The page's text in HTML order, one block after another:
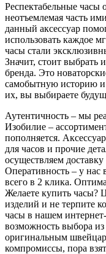
Респектабельные часы
неотъемлемая часть
данный аксессуар
использовать каждое
часы стали
Значит, стоит выбрать
бренда. Это
самобытную историю
их, вы выбираете
Аутентичность – мы
Изобилие –
пополняется.
для часов и прочие
осуществляем
Оперативность – у
всего в 2 клика.
Желаете купить часы?
изделий и не терпите
часы в нашем
возможность выбора из
оригинальным
компромиссы, пора